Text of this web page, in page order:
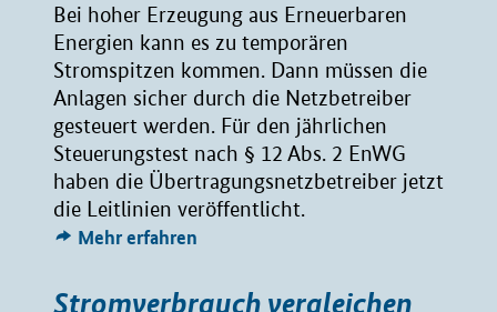
Bei hoher Erzeugung aus Erneuerbaren
Energien kann es zu temporären
Stromspitzen kommen. Dann müssen die
Anlagen sicher durch die Netzbetreiber
gesteuert werden. Für den jährlichen
Steuerungstest nach § 12 Abs. 2 EnWG
haben die Übertragungsnetzbetreiber jetzt
die Leitlinien veröffentlicht.
Mehr erfahren
Stromverbrauch vergleichen